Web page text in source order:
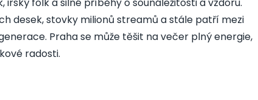
desek, stovky milionů streamů a stále patří mezi
Praha se může těšit na večer plný energie,
radosti.